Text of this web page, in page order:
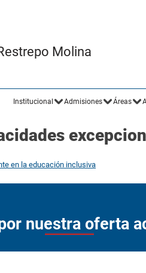
Molina
Institucional Admisiones Áreas
en la educación inclusiva
nuestra oferta